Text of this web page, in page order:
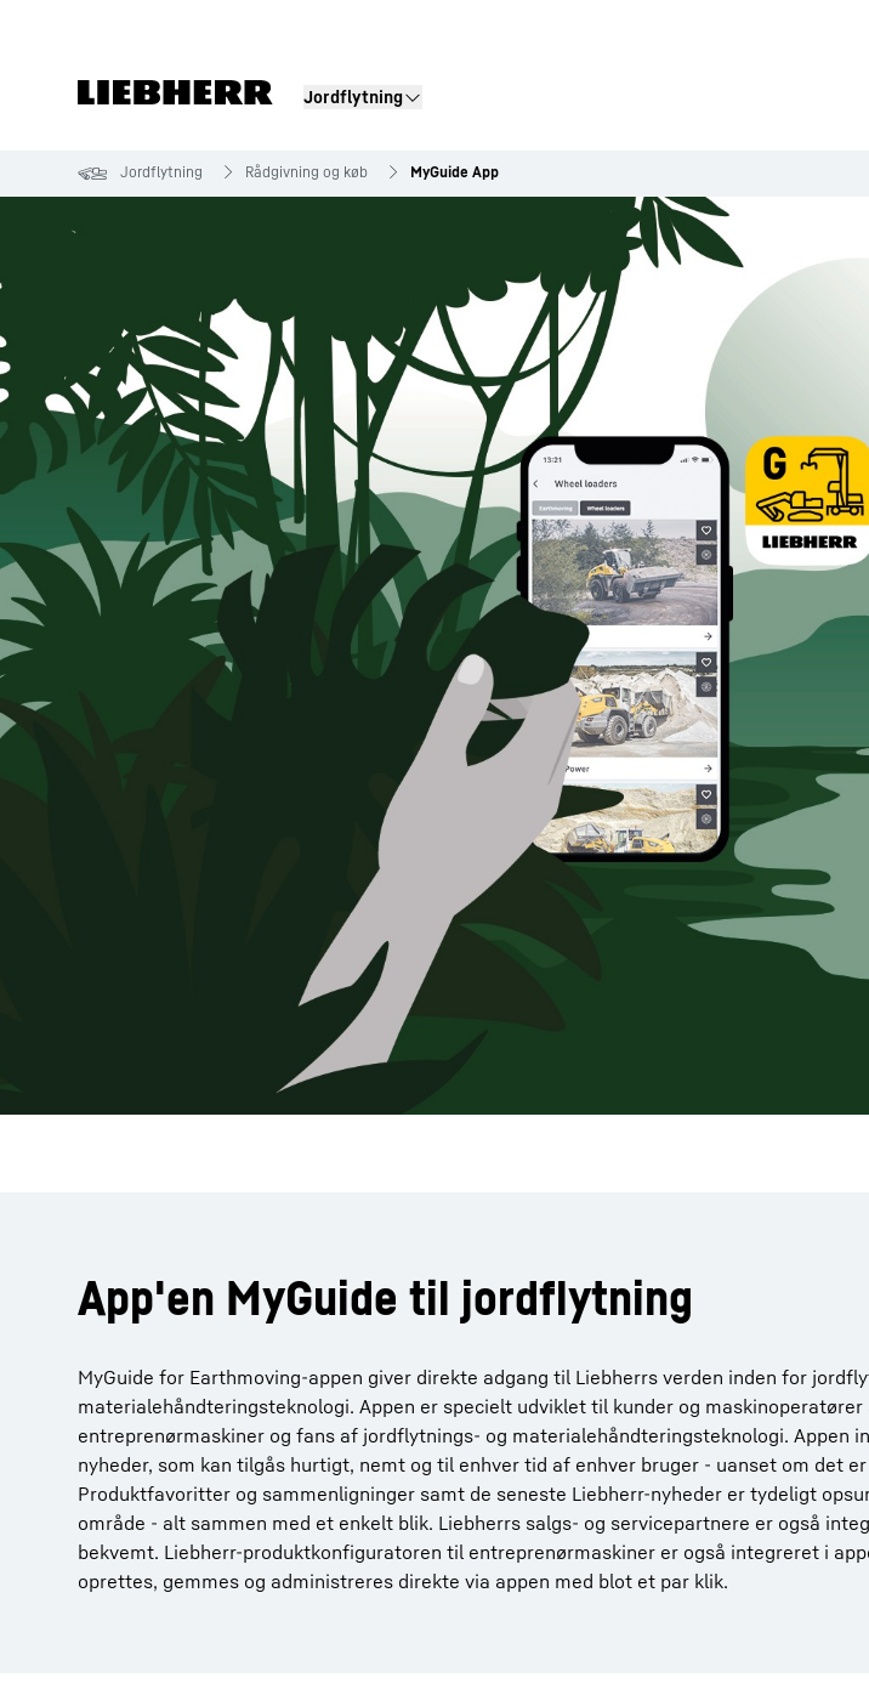
Jordflytning
Produktsegmenter
Jordflytning Rådgivning og køb MyGuide App
App'en MyGuide til jordflytning
MyGuide for Earthmoving-appen giver direkte adgang til Liebherrs verden inden for
materialehåndteringsteknologi. Appen er specielt udviklet til kunder og
entreprenørmaskiner og fans af jordflytnings- og materialehåndteringsteknologi. Appen
nyheder, som kan tilgås hurtigt, nemt og til enhver tid af enhver bruger - uanset om det
Produktfavoritter og sammenligninger samt de seneste Liebherr-nyheder er tydeligt
område - alt sammen med et enkelt blik. Liebherrs salgs- og servicepartnere er også
bekvemt. Liebherr-produktkonfiguratoren til entreprenørmaskiner er også integreret i
oprettes, gemmes og administreres direkte via appen med blot et par klik.